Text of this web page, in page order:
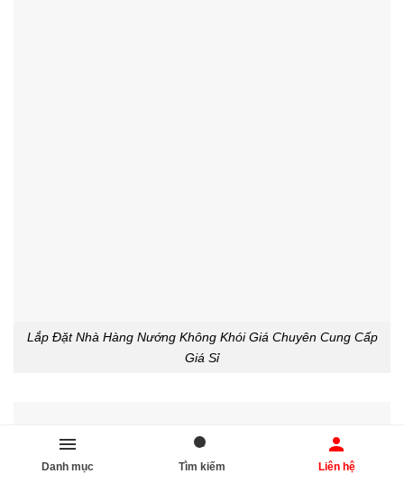
Lắp Đặt Nhà Hàng Nướng Không Khói Giá Chuyên Cung Cấp
Giá Sỉ
Danh mục Tìm kiếm Liên hệ